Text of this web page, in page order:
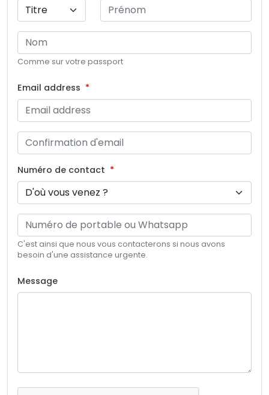
Comme sur votre passport
Email address
Numéro de contact
C'est ainsi que nous vous contacterons si nous avons
besoin d'une assistance urgente.
Message